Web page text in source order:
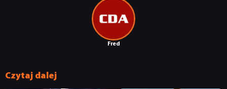
Fred
Czytaj dalej